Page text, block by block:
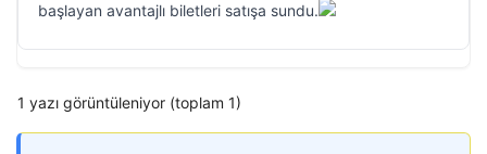
başlayan avantajlı biletleri satışa sundu.
1 yazı görüntüleniyor (toplam 1)